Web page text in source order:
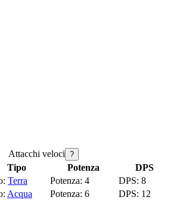
Attacchi veloci ?
Tipo Potenza
DPS
Terra 4
8
Acqua 6
12